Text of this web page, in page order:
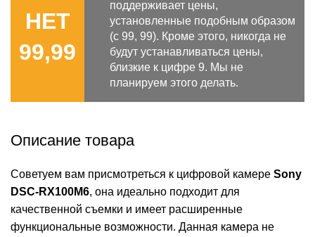
НЕТ
99,99
поддерживает цены,
установленные подобным образом
(с 99, 99). Кроме этого, никогда не
будут устанавливаться цены,
близкие к цифре 9. Мы не
планируем этого делать.
Описание товара
Советуем вам присмотреться к цифровой камере Sony
DSC-RX100M6, она идеально подходит для
качественной съемки и имеет расширенные
функциональные возможности. Данная камера не